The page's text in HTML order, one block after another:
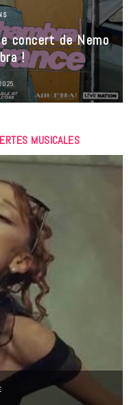
concert de Nemo
!
MUSICALES